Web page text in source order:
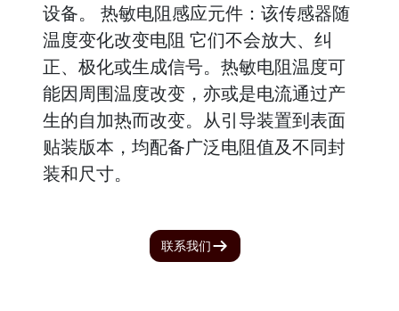
设备。 热敏电阻感应元件：该传感器随
温度变化改变电阻 它们不会放大、纠
正、极化或生成信号。热敏电阻温度可
能因周围温度改变，亦或是电流通过产
生的自加热而改变。从引导装置到表面
贴装版本，均配备广泛电阻值及不同封
装和尺寸。
联系我们